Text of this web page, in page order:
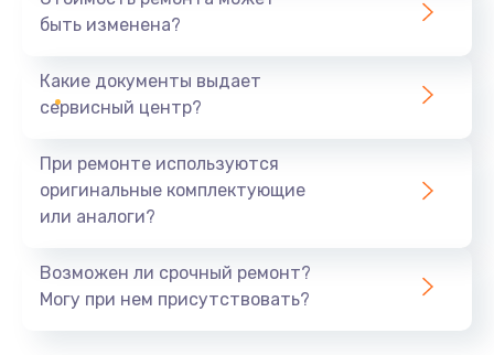
быть изменена?
Какие документы выдает
сервисный центр?
При ремонте используются
оригинальные комплектующие
или аналоги?
Возможен ли срочный ремонт?
Могу при нем присутствовать?